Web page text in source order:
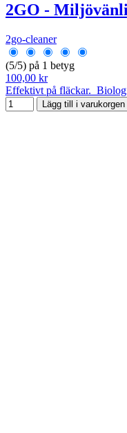
2GO -
2go-cleaner
(5/5) på 1 betyg
100,00 kr
Effektivt på fläckar.
Lägg till i varukorgen